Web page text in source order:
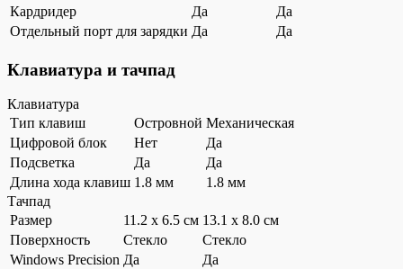
Кардридер
Да
Да
Отдельный порт для зарядки Да Да
Клавиатура и тачпад
Клавиатура
Тип клавиш
Островной Механическая
Цифровой блок
Нет
Да
Подсветка
Да
Да
Длина хода клавиш 1.8 мм
1.8 мм
Тачпад
Размер
11.2 x 6.5 см 13.1 x 8.0 см
Поверхность
Стекло
Стекло
Windows Precision Да
Да